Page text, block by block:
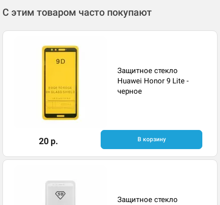
С этим товаром часто покупают
Защитное стекло
Huawei Honor 9 Lite -
черное
20 р. В корзину
Защитное стекло